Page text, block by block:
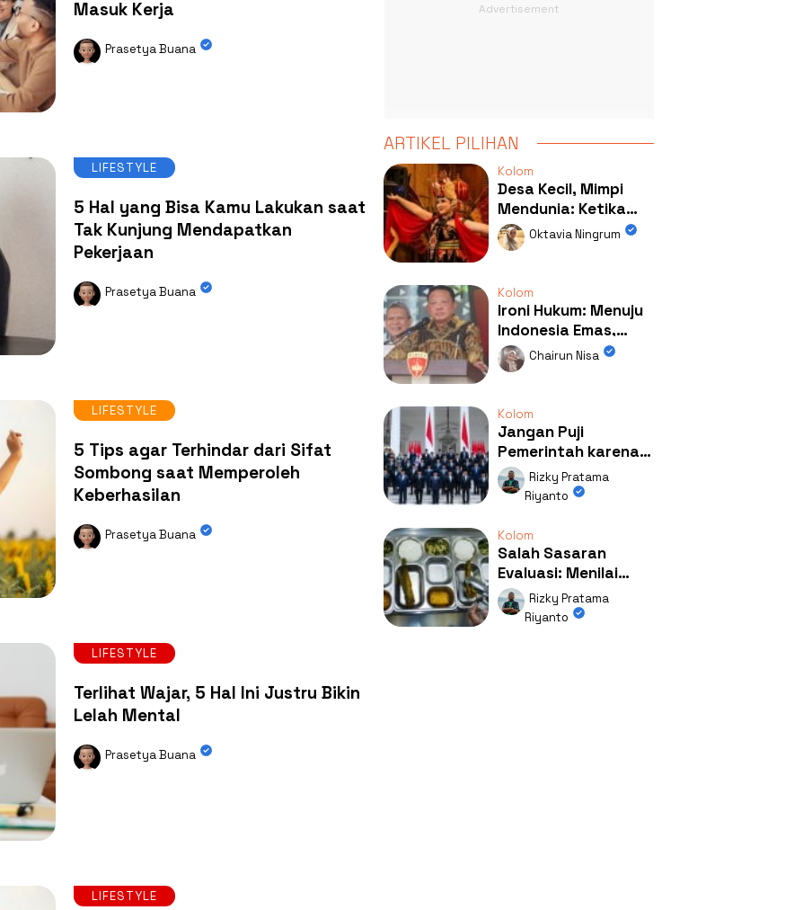
Masuk Kerja
Prasetya Buana
LIFESTYLE
5 Hal yang Bisa Kamu Lakukan saat
Tak Kunjung Mendapatkan
Pekerjaan
Prasetya Buana
LIFESTYLE
5 Tips agar Terhindar dari Sifat
Sombong saat Memperoleh
Keberhasilan
Prasetya Buana
LIFESTYLE
Terlihat Wajar, 5 Hal Ini Justru Bikin
Lelah Mental
Prasetya Buana
LIFESTYLE
ARTIKEL PILIHAN
Kolom
Desa Kecil, Mimpi
Mendunia: Ketika
Kolaborasi
Mengubah Wajah
Oktavia Ningrum
Kolom
Ironi Hukum: Menuju
Indonesia Emas,
Ternyata Emasnya
Ada di Rumah Febrie!
Chairun Nisa
Kolom
Jangan Puji
Pemerintah karena
Kerja: Mengapa
Publik Begitu Mudah
Rizky Pratama
Riyanto
Kolom
Salah Sasaran
Evaluasi: Menilai
Program MBG Lewat
Respons Anak Itu
Rizky Pratama
Riyanto